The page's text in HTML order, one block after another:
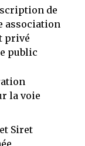
de
association
privé
public
la voie
Siret